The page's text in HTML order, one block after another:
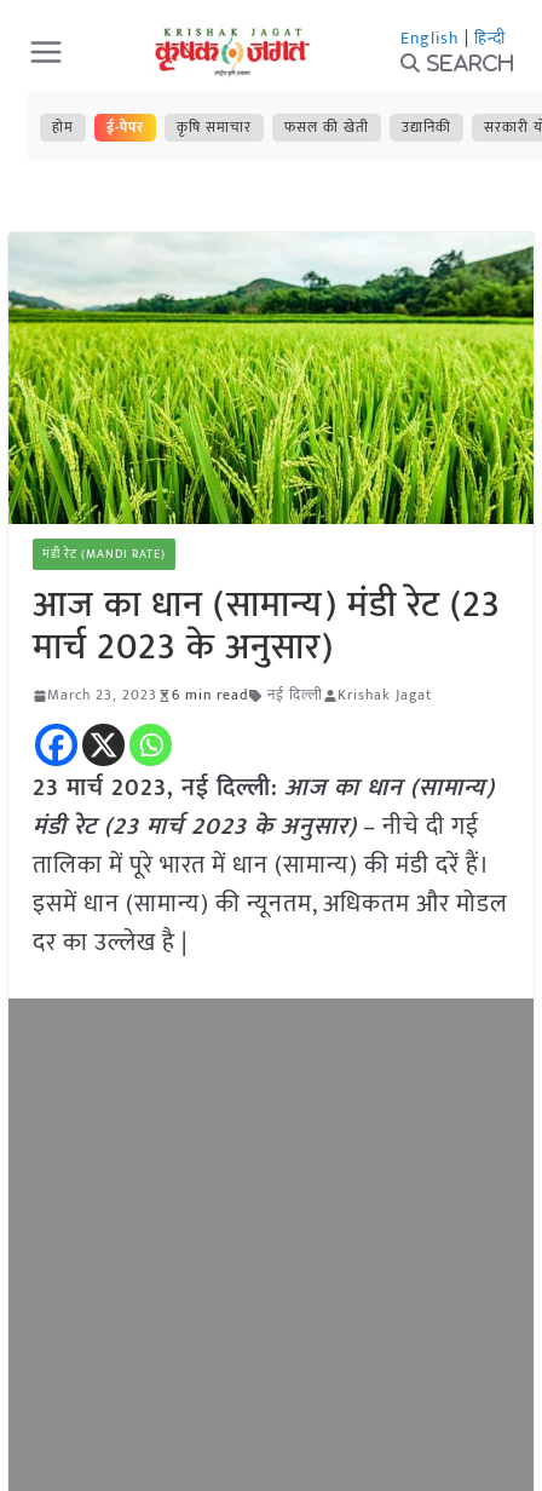
Skip
to
content
English | हिन्दी
Search
होम ई-पेपर कृषि समाचार फसल की खेती उद्यानिकी सरकारी
मंडी रेट (MANDI RATE)
आज का धान (सामान्य) मंडी रेट (23
मार्च 2023 के अनुसार)
March 23, 2023 6 min read नई दिल्ली Krishak Jagat
23 मार्च 2023, नई दिल्ली: आज का धान (सामान्य)
मंडी रेट (23 मार्च 2023 के अनुसार)– नीचे दी गई
तालिका में पूरे भारत में धान (सामान्य) की मंडी दरें हैं।
इसमें धान (सामान्य) की न्यूनतम, अधिकतम और मोडल
दर का उल्लेख है |